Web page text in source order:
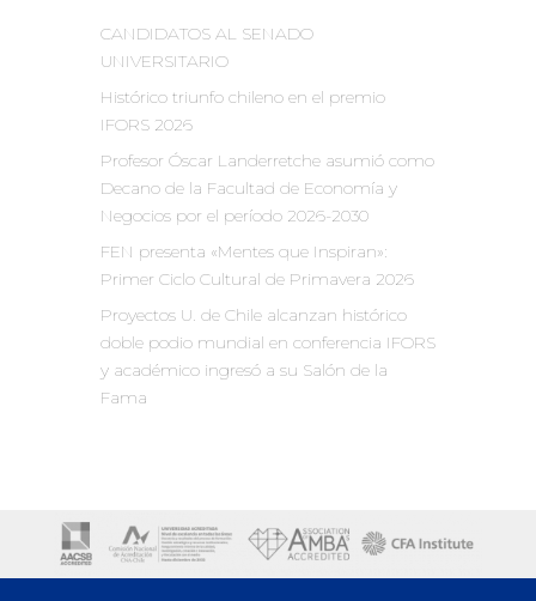
CANDIDATOS AL SENADO
UNIVERSITARIO
Histórico triunfo chileno en el premio
IFORS 2026
Profesor Óscar Landerretche asumió como
Decano de la Facultad de Economía y
Negocios por el período 2026-2030
FEN presenta «Mentes que Inspiran»:
Primer Ciclo Cultural de Primavera 2026
Proyectos U. de Chile alcanzan histórico
doble podio mundial en conferencia IFORS
y académico ingresó a su Salón de la
Fama